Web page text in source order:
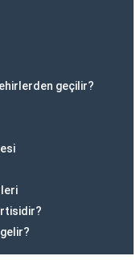
geçilir?